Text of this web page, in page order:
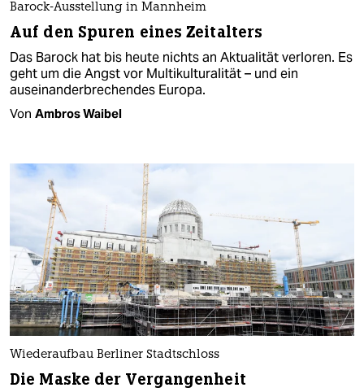
Barock-Ausstellung in Mannheim
Auf den Spuren eines Zeitalters
Das Barock hat bis heute nichts an Aktualität verloren. Es
geht um die Angst vor Multikulturalität – und ein
auseinanderbrechendes Europa.
Von Ambros Waibel
Wiederaufbau Berliner Stadtschloss
Die Maske der Vergangenheit